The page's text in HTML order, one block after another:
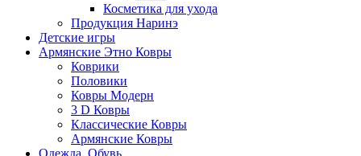
Косметика для ухода
Продукция Наринэ
Детские игры
Армянские Этно Ковры
Коврики
Половики
Ковры Модерн
3 D Ковры
Классические Ковры
Армянские Ковры
Одежда. Обувь